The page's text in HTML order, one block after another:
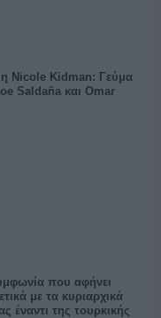
η Nicole Kidman: Γεύμα
Saldaña και Omar
που αφήνει
με τα κυριαρχικά
έναντι της τουρκικής